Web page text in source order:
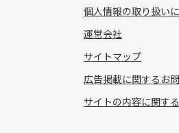
個人情報の取り扱い
運営会社
サイトマップ
広告掲載に関するお
サイトの内容に関す